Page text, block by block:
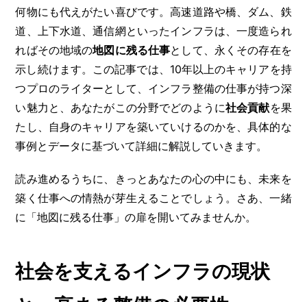
何物にも代えがたい喜びです。高速道路や橋、ダム、鉄
道、上下水道、通信網といったインフラは、一度造られ
ればその地域の地図に残る仕事として、永くその存在を
示し続けます。この記事では、10年以上のキャリアを持
つプロのライターとして、インフラ整備の仕事が持つ深
い魅力と、あなたがこの分野でどのように社会貢献を果
たし、自身のキャリアを築いていけるのかを、具体的な
事例とデータに基づいて詳細に解説していきます。
読み進めるうちに、きっとあなたの心の中にも、未来を
築く仕事への情熱が芽生えることでしょう。さあ、一緒
に「地図に残る仕事」の扉を開いてみませんか。
社会を支えるインフラの現状